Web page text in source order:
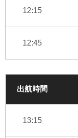
12:15
12:45
出航時間
13:15